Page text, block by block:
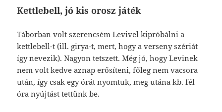
Kettlebell, jó kis orosz játék
Táborban volt szerencsém Levivel kipróbálni a
kettlebell-t (ill. girya-t, mert, hogy a verseny szériát
így nevezik). Nagyon tetszett. Még jó, hogy Levinek
nem volt kedve aznap erősíteni, főleg nem vacsora
után, így csak egy órát nyomtuk, meg utána kb. fél
óra nyújtást tettünk be.